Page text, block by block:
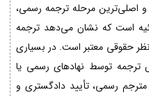
اصلی‌ترین مرحله ترجمه رسمی،
است که نشان می‌دهد ترجمه
حقوقی معتبر است. در بسیاری
ترجمه توسط نهادهای رسمی یا
رسمی، تأیید دادگستری و